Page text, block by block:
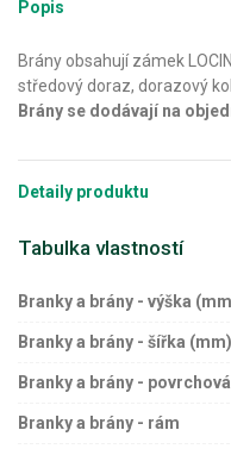
Popis
Brány obsahují zámek
středový doraz, dorazový
Brány se dodávají na
Detaily produktu
Tabulka vlastností
Branky a brány - výška
Branky a brány - šířka (mm)
Branky a brány -
Branky a brány - rám